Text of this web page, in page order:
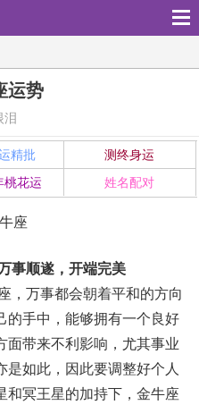
运势
泪
精批
测终身运
桃花运 姓名配对
事顺遂，开端完美
万事都会朝着平和的方向
的手中，能够拥有一个良好
面带来不利影响，尤其事业
如此，因此要调整好个人
和冥王星的加持下，金牛座